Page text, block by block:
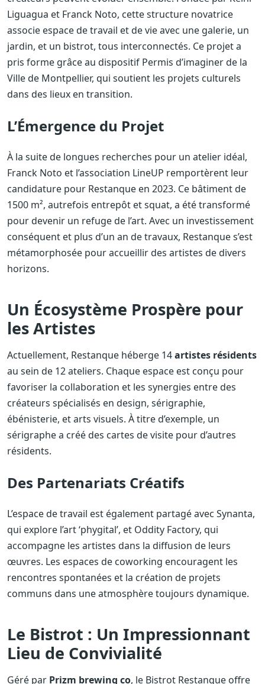
Liguagua et Franck Noto, cette structure novatrice
associe espace de travail et de vie avec une galerie, un
jardin, et un bistrot, tous interconnectés. Ce projet a
pris forme grâce au dispositif Permis d’imaginer de la
Ville de Montpellier, qui soutient les projets culturels
dans des lieux en transition.
L’Émergence du Projet
À la suite de longues recherches pour un atelier idéal,
Franck Noto et l’association LineUP remportèrent leur
candidature pour Restanque en 2023. Ce bâtiment de
1500 m², autrefois entrepôt et squat, a été transformé
pour devenir un refuge de l’art. Avec un investissement
conséquent et plus d’un an de travaux, Restanque s’est
métamorphosée pour accueillir des artistes de divers
horizons.
Un Écosystème Prospère pour
les Artistes
Actuellement, Restanque héberge 14artistes résidents
au sein de 12 ateliers. Chaque espace est conçu pour
favoriser la collaboration et les synergies entre des
créateurs spécialisés en design, sérigraphie,
ébénisterie, et arts visuels. À titre d’exemple, un
sérigraphe a créé des cartes de visite pour d’autres
résidents.
Des Partenariats Créatifs
L’espace de travail est également partagé avec Synanta,
qui explore l’art ‘phygital’, et Oddity Factory, qui
accompagne les artistes dans la diffusion de leurs
œuvres. Les espaces de coworking encouragent les
rencontres spontanées et la création de projets
communs dans une atmosphère toujours dynamique.
Le Bistrot : Un Impressionnant
Lieu de Convivialité
Géré par Prizm brewing co, le Bistrot Restanque offre